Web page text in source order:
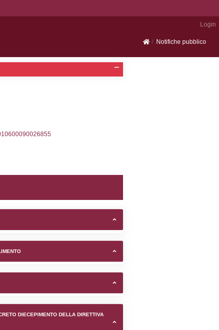
SEVESO
0.00034999847412109
= -2, executionMS: 0.00020599365234375
Rovereto (Trento) -